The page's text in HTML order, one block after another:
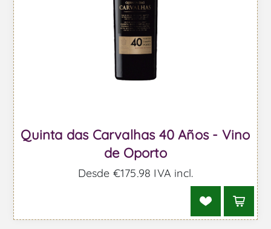
Quinta das Carvalhas 40 Años - Vino
de Oporto
Desde €175,98 IVA incl.